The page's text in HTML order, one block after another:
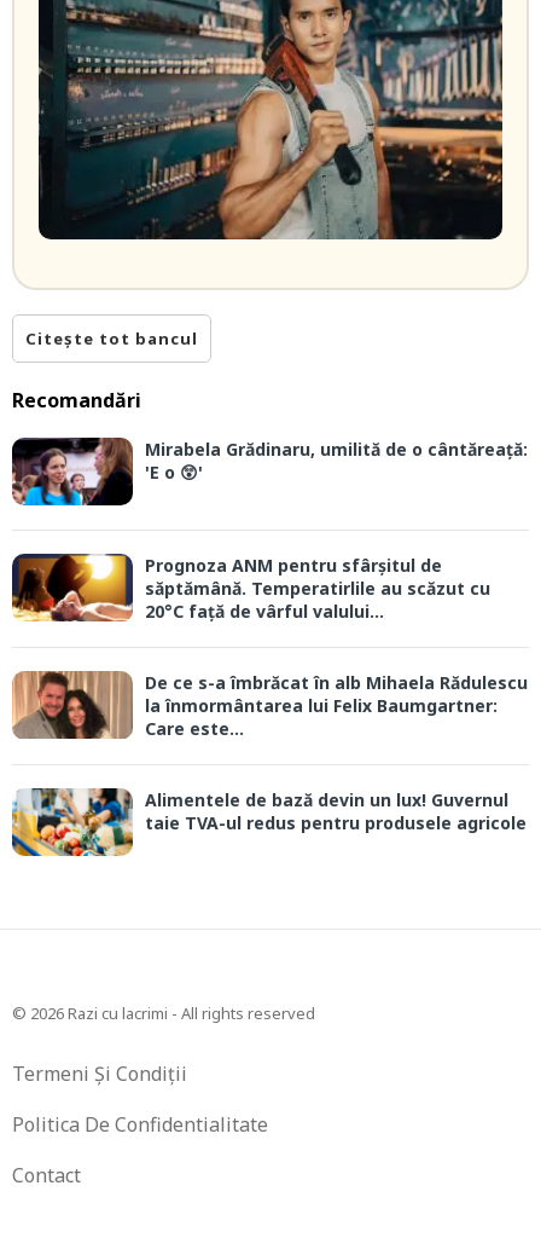
Citește tot bancul
Recomandări
Mirabela Grădinaru, umilită de o cântăreață:
'E o 😲'
Prognoza ANM pentru sfârșitul de
săptămână. Temperatirlile au scăzut cu
20°C față de vârful valului...
De ce s-a îmbrăcat în alb Mihaela Rădulescu
la înmormântarea lui Felix Baumgartner:
Care este...
Alimentele de bază devin un lux! Guvernul
taie TVA-ul redus pentru produsele agricole
© 2026 Razi cu lacrimi - All rights reserved
Termeni Și Condiții
Politica De Confidentialitate
Contact